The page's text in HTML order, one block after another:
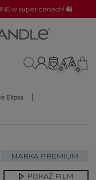
w super cenach! 🛍️
0 0
Elipsa
MARKA PREMIUM
POKAŻ FILM